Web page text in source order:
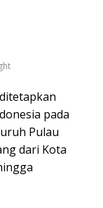
pada
Pulau
dari Kota